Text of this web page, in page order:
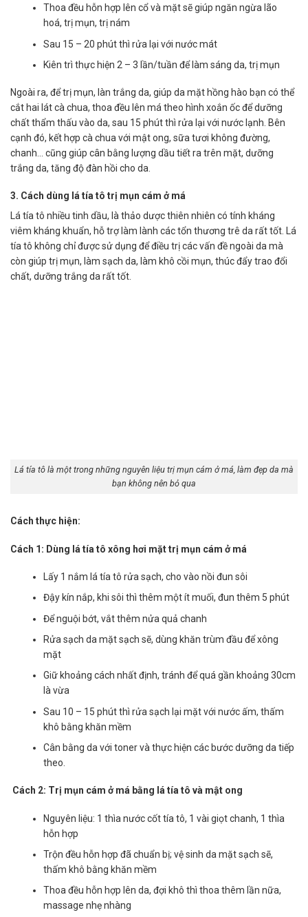
Thoa đều hỗn hợp lên cổ và mặt sẽ giúp ngăn ngừa lão
hoá, trị mụn, trị nám
Sau 15 – 20 phút thì rửa lại với nước mát
Kiên trì thực hiện 2 – 3 lần/tuần để làm sáng da, trị mụn
Ngoài ra, để trị mụn, làn trắng da, giúp da mặt hồng hào bạn có thể
cắt hai lát cà chua, thoa đều lên má theo hình xoắn ốc để dưỡng
chất thẩm thấu vào da, sau 15 phút thì rửa lại với nước lạnh. Bên
cạnh đó, kết hợp cà chua với mật ong, sữa tươi không đường,
chanh… cũng giúp cân bằng lượng dầu tiết ra trên mặt, dưỡng
trắng da, tăng độ đàn hồi cho da.
3. Cách dùng lá tía tô trị mụn cám ở má
Lá tía tô nhiều tinh dầu, là thảo dược thiên nhiên có tính kháng
viêm kháng khuẩn, hỗ trợ làm lành các tổn thương trê da rất tốt. Lá
tía tô không chỉ được sử dụng để điều trị các vấn đề ngoài da mà
còn giúp trị mụn, làm sạch da, làm khô cồi mụn, thúc đẩy trao đổi
chất, dưỡng trắng da rất tốt.
Lá tía tô là một trong những nguyên liệu trị mụn cám ở má, làm đẹp da mà
bạn không nên bỏ qua
Cách thực hiện:
Cách 1: Dùng lá tía tô xông hơi mặt trị mụn cám ở má
Lấy 1 nắm lá tía tô rửa sạch, cho vào nồi đun sôi
Đậy kín nắp, khi sôi thì thêm một ít muối, đun thêm 5 phút
Để nguội bớt, vắt thêm nửa quả chanh
Rửa sạch da mặt sạch sẽ, dùng khăn trùm đầu để xông
mặt
Giữ khoảng cách nhất định, tránh để quá gần khoảng 30cm
là vừa
Sau 10 – 15 phút thì rửa sạch lại mặt với nước ấm, thấm
khô bằng khăn mềm
Cân bằng da với toner và thực hiện các bước dưỡng da tiếp
theo.
Cách 2: Trị mụn cám ở má bằng lá tía tô và mật ong
Nguyên liệu: 1 thìa nước cốt tía tô, 1 vài giọt chanh, 1 thìa
hỗn hợp
Trộn đều hỗn hợp đã chuẩn bị; vệ sinh da mặt sạch sẽ,
thấm khô bằng khăn mềm
Thoa đều hỗn hợp lên da, đợi khô thì thoa thêm lần nữa,
massage nhẹ nhàng